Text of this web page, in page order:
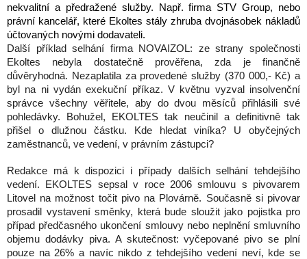
nekvalitní a předražené služby. Např. firma STV Group, nebo
právní kancelář, které Ekoltes stály zhruba dvojnásobek nákladů
účtovaných novými dodavateli.
Další příklad selhání firma NOVAIZOL: ze strany společnosti
Ekoltes nebyla dostatečně prověřena, zda je finančně
důvěryhodná. Nezaplatila za provedené služby (370 000,- Kč) a
byl na ni vydán exekuční příkaz. V květnu vyzval insolvenční
správce všechny věřitele, aby do dvou měsíců přihlásili své
pohledávky. Bohužel, EKOLTES tak neučinil a definitivně tak
přišel o dlužnou částku. Kde hledat viníka? U obyčejných
zaměstnanců, ve vedení, v právním zástupci?
Redakce má k dispozici i případy dalších selhání tehdejšího
vedení. EKOLTES sepsal v roce 2006 smlouvu s pivovarem
Litovel na možnost točit pivo na Plovárně. Současně si pivovar
prosadil vystavení směnky, která bude sloužit jako pojistka pro
případ předčasného ukončení smlouvy nebo neplnění smluvního
objemu dodávky piva. A skutečnost: vyčepované pivo se plní
pouze na 26% a navíc nikdo z tehdejšího vedení neví, kde se